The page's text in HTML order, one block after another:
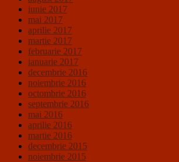
iunie 2017
mai 2017
aprilie 2017
martie 2017
februarie 2017
ianuarie 2017
decembrie 2016
noiembrie 2016
octombrie 2016
septembrie 2016
mai 2016
aprilie 2016
martie 2016
decembrie 2015
noiembrie 2015